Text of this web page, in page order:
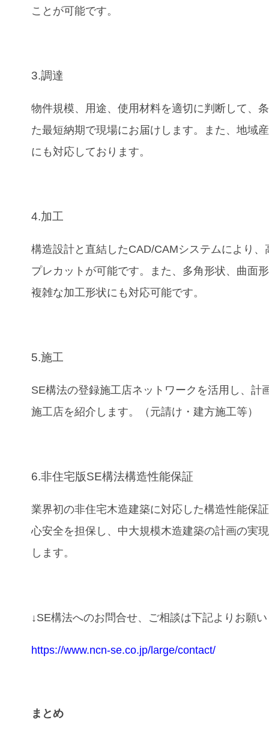
ことが可能です。
3.調達
物件規模、用途、使用材料を適切に判断して、
た最短納期で現場にお届けします。また、地域
にも対応しております。
4.加工
構造設計と直結したCAD/CAMシステムにより、
プレカットが可能です。また、多角形状、曲面
複雑な加工形状にも対応可能です。
5.施工
SE構法の登録施工店ネットワークを活用し、計
施工店を紹介します。（元請け・建方施工等）
6.非住宅版SE構法構造性能保証
業界初の非住宅木造建築に対応した構造性能保
心安全を担保し、中大規模木造建築の計画の実
します。
↓SE構法へのお問合せ、ご相談は下記よりお願
https://www.ncn-se.co.jp/large/contact/
まとめ